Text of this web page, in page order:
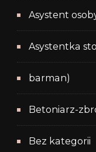
Asystent
Asystentka
barman)
Betoniarz-
Bez kategorii